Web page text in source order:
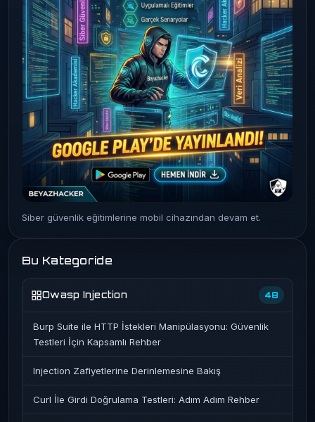
Siber güvenlik eğitimlerine mobil cihazından devam et.
Bu Kategoride
Owasp Injection 48
Burp Suite ile HTTP İstekleri Manipülasyonu: Güvenlik
Testleri İçin Kapsamlı Rehber
Injection Zafiyetlerine Derinlemesine Bakış
Curl İle Girdi Doğrulama Testleri: Adım Adım Rehber